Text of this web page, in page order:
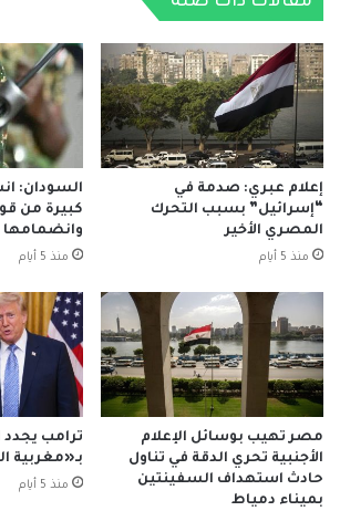
إعلام عبري: صدمة في
“إسرائيل” بسبب التحرك
المصري الأخير
منذ 5 أيام
السودان:
كبيرة من
منذ 5 أيام
مصر تهيب بوسائل الإعلام
الأجنبية تحري الدقة في تناول
حادث استهداف السفينتين
بميناء دمياط
ترامب
بـ«مغربية
منذ 5 أيام